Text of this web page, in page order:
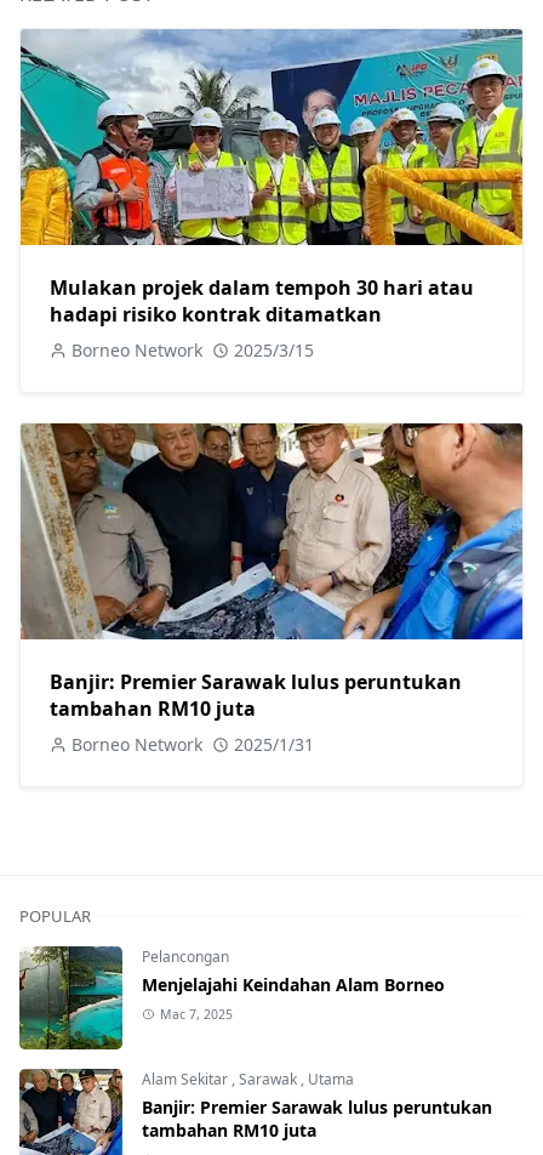
Mulakan projek dalam tempoh 30 hari atau
hadapi risiko kontrak ditamatkan
Borneo Network 2025/3/15
Banjir: Premier Sarawak lulus peruntukan
tambahan RM10 juta
Borneo Network 2025/1/31
POPULAR
Pelancongan
Menjelajahi Keindahan Alam Borneo
Mac 7, 2025
Alam Sekitar ,Sarawak , Utama
Banjir: Premier Sarawak lulus peruntukan
tambahan RM10 juta